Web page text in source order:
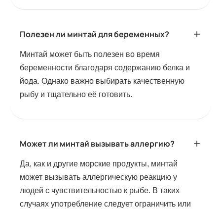
Полезен ли минтай для беременных?
Минтай может быть полезен во время
беременности благодаря содержанию белка и
йода. Однако важно выбирать качественную
рыбу и тщательно её готовить.
Может ли минтай вызывать аллергию?
Да, как и другие морские продукты, минтай
может вызывать аллергическую реакцию у
людей с чувствительностью к рыбе. В таких
случаях употребление следует ограничить или